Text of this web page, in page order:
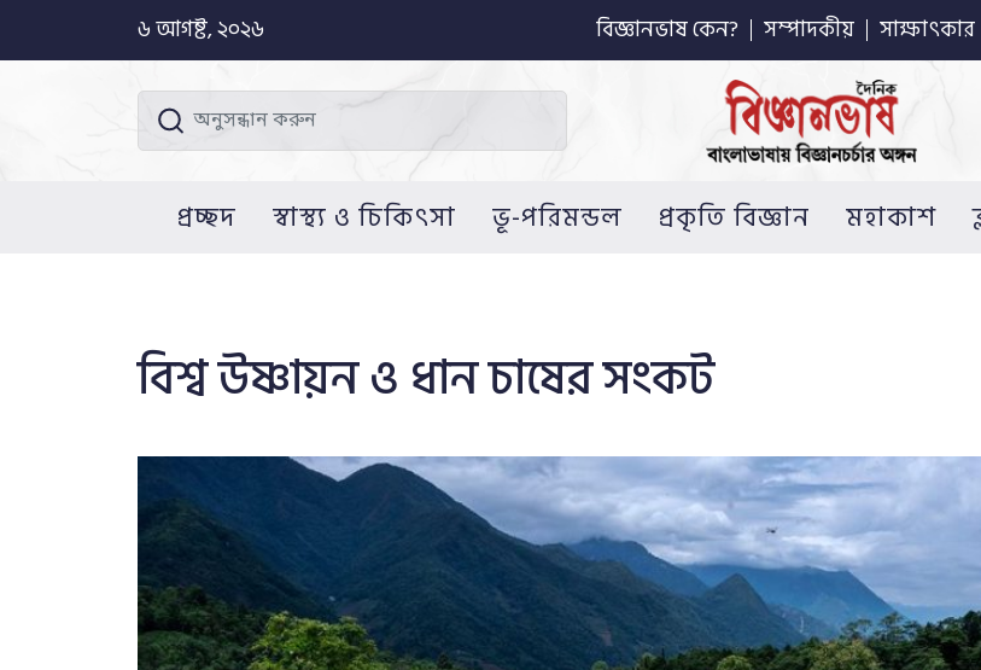
৬ আগষ্ট, ২০২৬ বিজ্ঞানভাষ কেন? সম্পাদকীয় সাক্ষাৎকার
প্রচ্ছদ স্বাস্থ্য ও চিকিৎসা ভূ-পরিমন্ডল প্রকৃতি বিজ্ঞান মহাকাশ
বিশ্ব উষ্ণায়ন ও ধান চাষের সংকট